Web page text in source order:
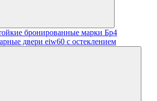
бронированные марки Бр4
двери eiw60 с остеклением